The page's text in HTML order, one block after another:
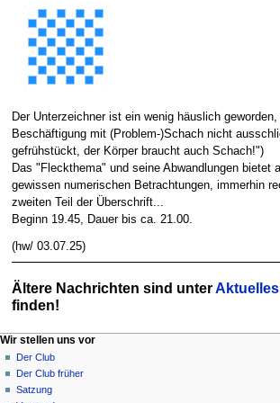
Der Unterzeichner ist ein wenig häuslich
Beschäftigung mit (Problem-)Schach nicht
gefrühstückt, der Körper braucht auch Schach!")
Das "Fleckthema" und seine Abwandlungen bietet
gewissen numerischen Betrachtungen, immerhin
zweiten Teil der Überschrift...
Beginn 19.45, Dauer bis ca. 21.00.
(hw/ 03.07.25)
Ältere Nachrichten sind unter
finden!
N
a
v
Seitenaktionen
Hauptseite
Diskussion
Lesen
Meine Werkzeuge
Anmelden
Wir stellen uns vor
Der Club
Der Club früher
Satzung